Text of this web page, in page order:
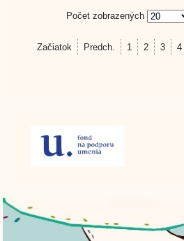
Počet zobrazených
Začiatok Predch. 1 2 3 4